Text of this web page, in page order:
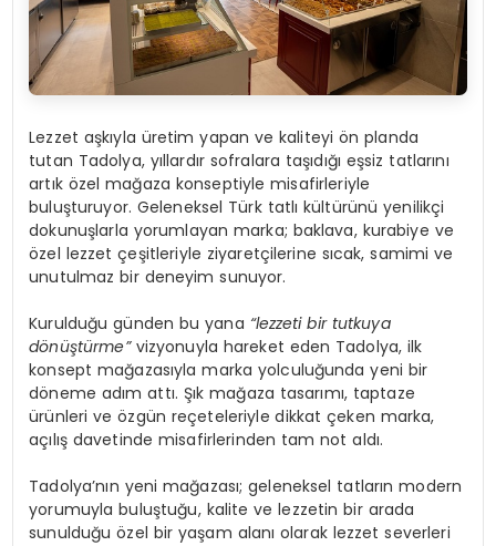
Lezzet aşkıyla üretim yapan ve kaliteyi ön planda
tutan Tadolya, yıllardır sofralara taşıdığı eşsiz tatlarını
artık özel mağaza konseptiyle misafirleriyle
buluşturuyor. Geleneksel Türk tatlı kültürünü yenilikçi
dokunuşlarla yorumlayan marka; baklava, kurabiye ve
özel lezzet çeşitleriyle ziyaretçilerine sıcak, samimi ve
unutulmaz bir deneyim sunuyor.
Kurulduğu günden bu yana “lezzeti bir tutkuya
dönüştürme”vizyonuyla hareket eden Tadolya, ilk
konsept mağazasıyla marka yolculuğunda yeni bir
döneme adım attı. Şık mağaza tasarımı, taptaze
ürünleri ve özgün reçeteleriyle dikkat çeken marka,
açılış davetinde misafirlerinden tam not aldı.
Tadolya’nın yeni mağazası; geleneksel tatların modern
yorumuyla buluştuğu, kalite ve lezzetin bir arada
sunulduğu özel bir yaşam alanı olarak lezzet severleri